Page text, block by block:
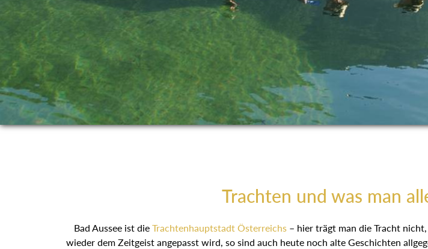
Trachten und was man
Bad Aussee ist die Trachtenhauptstadt Österreichs – hier trägt man die Tracht
wieder dem Zeitgeist angepasst wird, so sind auch heute noch alte Geschichten